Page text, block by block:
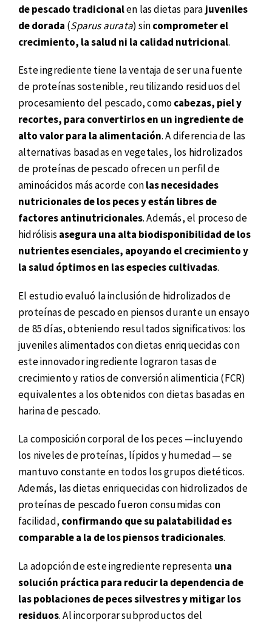
de pescado tradicionalen las dietas para juveniles
de dorada (Sparus aurata) sincomprometer el
crecimiento, la salud ni la calidad nutricional.
Este ingrediente tiene la ventaja de ser una fuente
de proteínas sostenible, reutilizando residuos del
procesamiento del pescado, comocabezas, piel y
recortes, para convertirlos en un ingrediente de
alto valor para la alimentación. A diferencia de las
alternativas basadas en vegetales, los hidrolizados
de proteínas de pescado ofrecen un perfil de
aminoácidos más acorde conlas necesidades
nutricionales de los peces y están libres de
factores antinutricionales. Además, el proceso de
hidrólisis asegura una alta biodisponibilidad de los
nutrientes esenciales, apoyando el crecimiento y
la salud óptimos en las especies cultivadas.
El estudio evaluó la inclusión de hidrolizados de
proteínas de pescado en piensos durante un ensayo
de 85 días, obteniendo resultados significativos: los
juveniles alimentados con dietas enriquecidas con
este innovador ingrediente lograron tasas de
crecimiento y ratios de conversión alimenticia (FCR)
equivalentes a los obtenidos con dietas basadas en
harina de pescado.
La composición corporal de los peces —incluyendo
los niveles de proteínas, lípidos y humedad— se
mantuvo constante en todos los grupos dietéticos.
Además, las dietas enriquecidas con hidrolizados de
proteínas de pescado fueron consumidas con
facilidad, confirmando que su palatabilidad es
comparable a la de los piensos tradicionales.
La adopción de este ingrediente representa una
solución práctica para reducir la dependencia de
las poblaciones de peces silvestres y mitigar los
residuos. Al incorporar subproductos del